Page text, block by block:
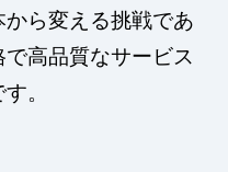
ら変える挑戦であ
高品質なサービス
。